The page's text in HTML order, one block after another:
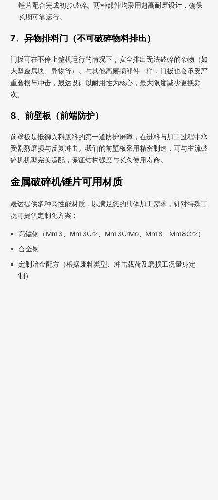
锤片配合完成初步破碎。两种部件均采用超高耐磨设计，确保
长期可靠运行。
7、异物排料门（不可破碎物料排出）
门板可在不停止整机运行的情况下，安全排出无法破碎的杂物（如
大型金属块、异物等）。与其他高磨损部件一样，门板也会承受严
重磨损与冲击，晟达设计以耐用性为核心，最大限度减少更换频
次。
8、前壁板（前端防护）
前壁板是抵御入料废料的第一道防护屏障，在进料与加工过程中承
受剧烈磨损与反复冲击。我们的前壁板采用精密制造，可与主流破
碎机机型完美适配，保证结构强度与长久使用寿命。
金属破碎机锤片可用材质
晟达提供多种高性能材质，以满足您的具体加工需求，针对特殊工
况可提供定制化方案：
高锰钢（Mn13、Mn13Cr2、Mn13CrMo、Mn18、Mn18Cr2）
合金钢
定制冶金配方（根据废料类型、冲击载荷及磨损工况量身定
制）